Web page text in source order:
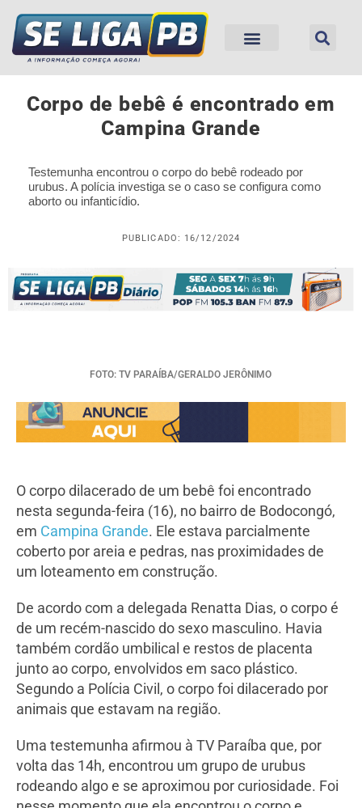
Corpo de bebê é encontrado em
Campina Grande
Testemunha encontrou o corpo do bebê rodeado por
urubus. A polícia investiga se o caso se configura como
aborto ou infanticídio.
PUBLICADO: 16/12/2024
FOTO: TV PARAÍBA/GERALDO JERÔNIMO
O corpo dilacerado de um bebê foi encontrado
nesta segunda-feira (16), no bairro de Bodocongó,
em Campina Grande. Ele estava parcialmente
coberto por areia e pedras, nas proximidades de
um loteamento em construção.
De acordo com a delegada Renatta Dias, o corpo é
de um recém-nascido do sexo masculino. Havia
também cordão umbilical e restos de placenta
junto ao corpo, envolvidos em saco plástico.
Segundo a Polícia Civil, o corpo foi dilacerado por
animais que estavam na região.
Uma testemunha afirmou à TV Paraíba que, por
volta das 14h, encontrou um grupo de urubus
rodeando algo e se aproximou por curiosidade. Foi